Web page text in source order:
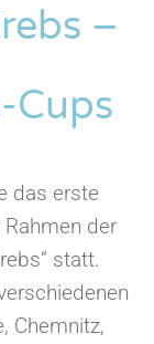
–
Cups
das erste
der
statt.
Chemnitz,